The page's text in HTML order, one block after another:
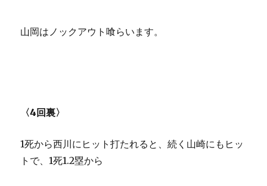
山岡はノックアウト喰らいます。
〈4回裏〉
1死から西川にヒット打たれると、続く山崎にもヒッ
トで、1死1.2塁から